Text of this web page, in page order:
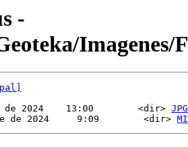
-
Imagenes/
de 2024    13:00        <dir> JPG
de 2024     9:09        <dir>